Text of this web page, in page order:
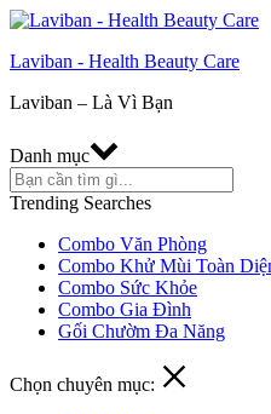
Laviban - Health Beauty Care
Laviban – Là Vì Bạn
Danh mục
Trending Searches
Combo Văn Phòng
Combo Khử Mùi Toàn
Combo Sức Khỏe
Combo Gia Đình
Gối Chườm Đa Năng
Chọn chuyên mục: